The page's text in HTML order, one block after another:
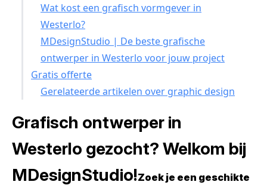
Wat kost een grafisch vormgever in
Westerlo?
MDesignStudio | De beste grafische
ontwerper in Westerlo voor jouw project
Gratis offerte
Gerelateerde artikelen over graphic design
Grafisch ontwerper in
Westerlo gezocht? Welkom bij
MDesignStudio!Zoek je een geschikte